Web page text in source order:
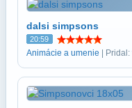
dalsi simpsons
20:59
Animácie a umenie | Pridal: